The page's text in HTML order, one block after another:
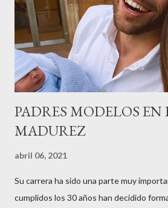
Museu Marítim de BCN ,en las
destacadas del sector,así como
de comunicación, en una velada
años peinando almas, creando belleza,i...
PADRES MODELOS EN
MADUREZ
abril 06, 2021
Su carrera ha sido una parte muy
cumplidos los 30 años han decidido